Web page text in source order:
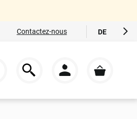
Contactez-nous DE